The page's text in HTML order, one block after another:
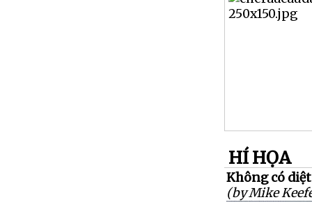
HÍ HỌA
Không có
(by Mike